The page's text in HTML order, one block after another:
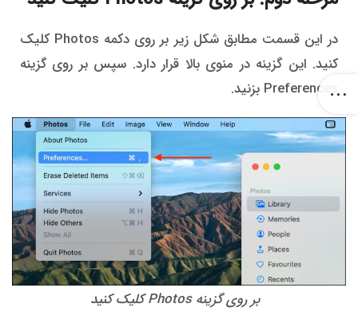
در این قسمت مطابق شکل زیر بر روی دکمه Photos کلیک
کنید. این گزینه در منوی بالا قرار دارد. سپس بر روی گزینه
Preferences بزنید.
بر روی گزینه Photos کلیک کنید